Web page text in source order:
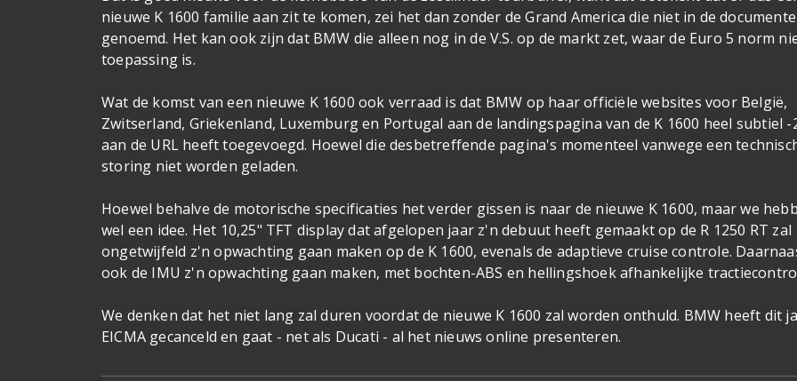
nieuwe K 1600 familie aan zit te komen, zei het dan zonder de Grand America die niet in de
genoemd. Het kan ook zijn dat BMW die alleen nog in de V.S. op de markt zet, waar de Euro 5 norm
toepassing is.
Wat de komst van een nieuwe K 1600 ook verraad is dat BMW op haar officiële websites voor België,
Zwitserland, Griekenland, Luxemburg en Portugal aan de landingspagina van de K 1600 heel subtiel -
aan de URL heeft toegevoegd. Hoewel die desbetreffende pagina's momenteel vanwege een
storing niet worden geladen.
Hoewel behalve de motorische specificaties het verder gissen is naar de nieuwe K 1600, maar we
wel een idee. Het 10,25" TFT display dat afgelopen jaar z'n debuut heeft gemaakt op de R 1250 RT zal
ongetwijfeld z'n opwachting gaan maken op de K 1600, evenals de adaptieve cruise controle.
ook de IMU z'n opwachting gaan maken, met bochten-ABS en hellingshoek afhankelijke
We denken dat het niet lang zal duren voordat de nieuwe K 1600 zal worden onthuld. BMW heeft dit
EICMA gecanceld en gaat - net als Ducati - al het nieuws online presenteren.